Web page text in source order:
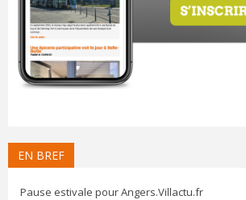
EN BREF
Pause estivale pour Angers.Villactu.fr